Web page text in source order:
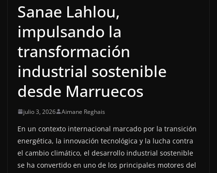
Sanae Lahlou,
impulsando la
transformación
industrial sostenible
desde Marruecos
julio 3, 2026 Aimane Reghais
En un contexto internacional marcado por la transición
energética, la innovación tecnológica y la lucha contra
el cambio climático, el desarrollo industrial sostenible
se ha convertido en uno de los principales motores del